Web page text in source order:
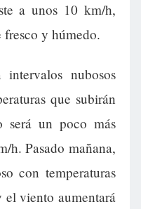
a unos 10 km/h,
y húmedo.
intervalos nubosos
que subirán
será un poco más
h. Pasado mañana,
con temperaturas
el viento aumentará